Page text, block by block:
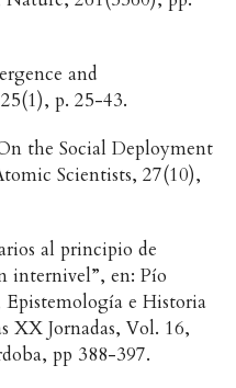
and
p. 25-43.
the Social Deployment
Scientists, 27(10),
al principio de
internivel”, en: Pío
Epistemología e Historia
XX Jornadas, Vol. 16,
pp 388-397.